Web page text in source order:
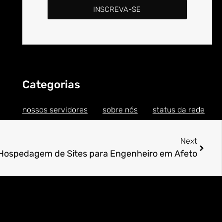
INSCREVA-SE
Categorias
nossos servidores sobre nós status da rede
Next
de Sites para Engenheiro em Afeto